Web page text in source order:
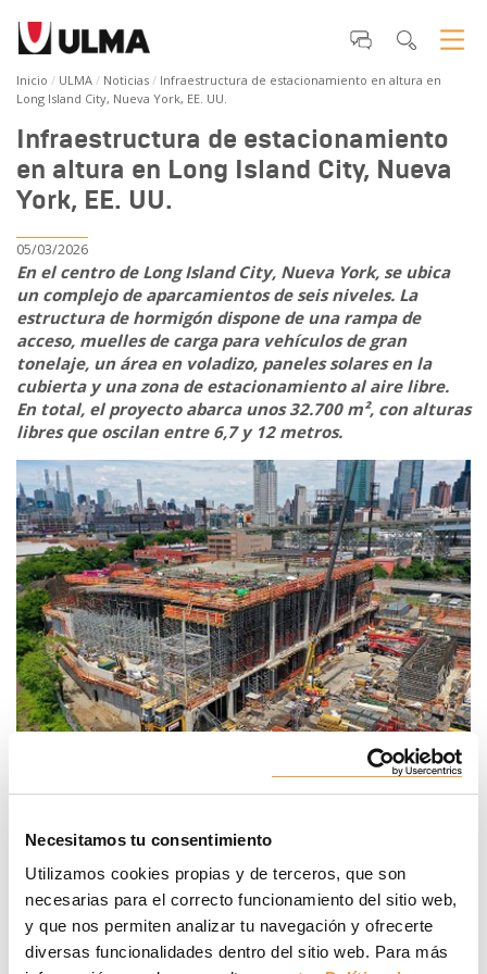
Necesitamos tu consentimiento
Utilizamos cookies propias y de terceros, que son
necesarias para el correcto funcionamiento del sitio web,
y que nos permiten analizar tu navegación y ofrecerte
diversas funcionalidades dentro del sitio web. Para más
Inicio ULMA Noticias
Infraestructura de estacionamiento en altura en
Long Island City, Nueva York, EE. UU.
Infraestructura de estacionamiento
en altura en Long Island City, Nueva
York, EE. UU.
05/03/2026
En el centro de Long Island City, Nueva York, se ubica
un complejo de aparcamientos de seis niveles. La
estructura de hormigón dispone de una rampa de
acceso, muelles de carga para vehículos de gran
tonelaje, un área en voladizo, paneles solares en la
cubierta y una zona de estacionamiento al aire libre.
En total, el proyecto abarca unos 32.700 m², con alturas
libres que oscilan entre 6,7 y 12 metros.
Soluciones de apeo y moldaje como MEGAFRAME,
MEGALITE, ENKOFLEX y RKS, se han empleado por su
capacidad de respuesta ante las diferentes exigencias
estructurales.
Diseñados en medidas imperiales y adaptados a las